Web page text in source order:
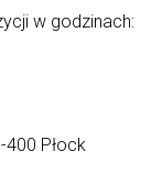
w godzinach:
400 Płock